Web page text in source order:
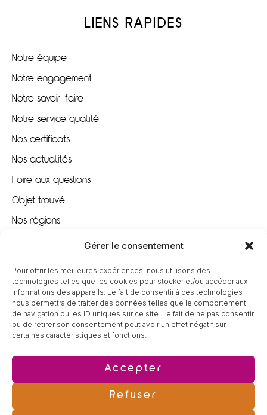
Gérer le consentement
Pour offrir les meilleures expériences, nous utilisons des
technologies telles que les cookies pour stocker et/ou accéder aux
informations des appareils. Le fait de consentir à ces technologies
nous permettra de traiter des données telles que le comportement
de navigation ou les ID uniques sur ce site. Le fait de ne pas consentir
ou de retirer son consentement peut avoir un effet négatif sur
certaines caractéristiques et fonctions.
Accepter
Refuser
LIENS RAPIDES
Notre équipe
Notre engagement
Notre savoir-faire
Notre service qualité
Nos certificats
Nos actualités
Foire aux questions
Objet trouvé
Nos régions
À VOTRE ÉCOUTE
09 80 80 85 96